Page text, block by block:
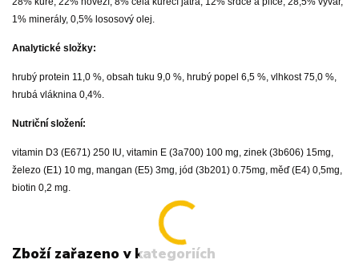
1% minerály, 0,5% lososový olej.
Analytické složky:
hrubý protein 11,0 %, obsah tuku 9,0 %, hrubý popel 6,5 %, vlhkost 75,0 %,
hrubá vláknina 0,4%.
Nutriční složení:
vitamin D3 (E671) 250 IU, vitamin E (3a700) 100 mg, zinek (3b606) 15mg,
železo (E1) 10 mg, mangan (E5) 3mg, jód (3b201) 0.75mg, měď (E4) 0,5mg,
biotin 0,2 mg.
Zboží zařazeno v kategoriích